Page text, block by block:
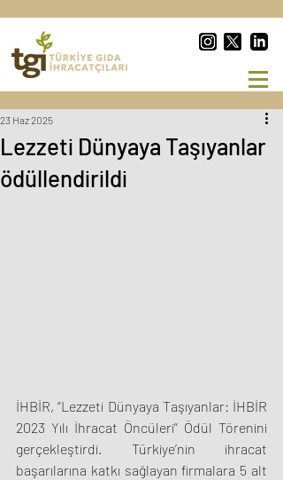
Lezzeti Dünyaya Taşıyanlar
ödüllendirildi
23 Haz 2025
İHBİR, “Lezzeti Dünyaya Taşıyanlar: İHBİR
2023 Yılı İhracat Öncüleri” Ödül Törenini
gerçekleştirdi. Türkiye’nin ihracat
başarılarına katkı sağlayan firmalara 5 alt